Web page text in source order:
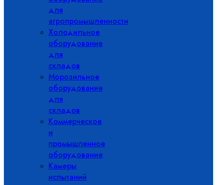
для
агропромышленности
Холодильное
оборудование
для
складов
Морозильное
оборудование
для
складов
Коммерческое
и
промышленное
оборудование
Камеры
испытаний